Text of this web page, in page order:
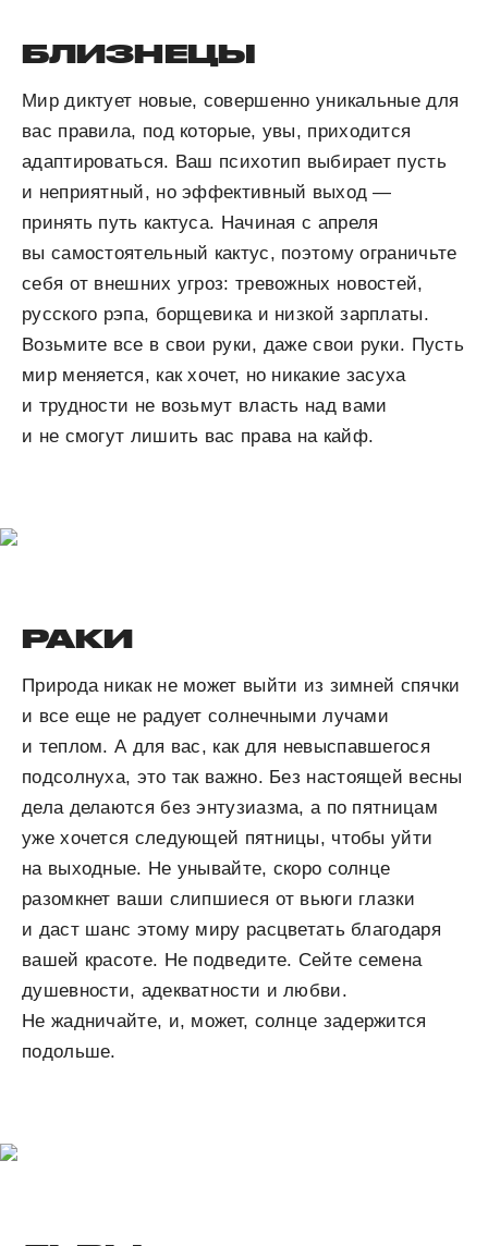
БЛИЗНЕЦЫ
Мир диктует новые, совершенно уникальные для
вас правила, под которые, увы, приходится
адаптироваться. Ваш психотип выбирает пусть
и неприятный, но эффективный выход —
принять путь кактуса. Начиная с апреля
вы самостоятельный кактус, поэтому ограничьте
себя от внешних угроз: тревожных новостей,
русского рэпа, борщевика и низкой зарплаты.
Возьмите все в свои руки, даже свои руки. Пусть
мир меняется, как хочет, но никакие засуха
и трудности не возьмут власть над вами
и не смогут лишить вас права на кайф.
РАКИ
Природа никак не может выйти из зимней спячки
и все еще не радует солнечными лучами
и теплом. А для вас, как для невыспавшегося
подсолнуха, это так важно. Без настоящей весны
дела делаются без энтузиазма, а по пятницам
уже хочется следующей пятницы, чтобы уйти
на выходные. Не унывайте, скоро солнце
разомкнет ваши слипшиеся от вьюги глазки
и даст шанс этому миру расцветать благодаря
вашей красоте. Не подведите. Сейте семена
душевности, адекватности и любви.
Не жадничайте, и, может, солнце задержится
подольше.